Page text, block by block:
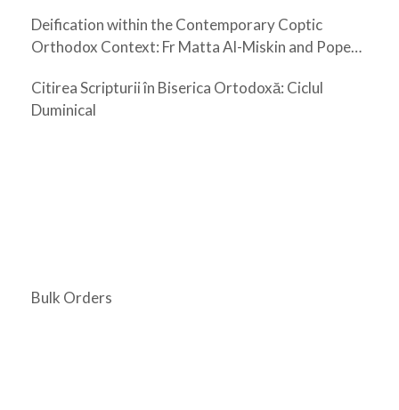
Deification within the Contemporary Coptic
Orthodox Context: Fr Matta Al-Miskin and Pope
Citirea Scripturii în Biserica Ortodoxă: Ciclul
Duminical
Bulk Orders